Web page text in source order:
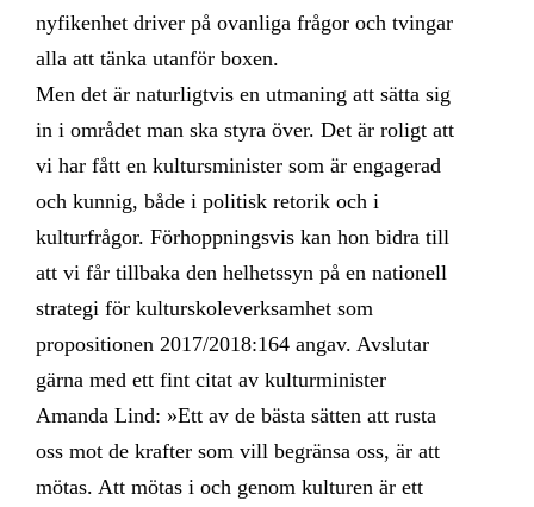
nyfikenhet driver på ovanliga frågor och tvingar
alla att tänka utanför boxen.
Men det är naturligtvis en utmaning att sätta sig
in i området man ska styra över. Det är roligt att
vi har fått en kultursminister som är engagerad
och kunnig, både i politisk retorik och i
kulturfrågor. Förhoppningsvis kan hon bidra till
att vi får tillbaka den helhetssyn på en nationell
strategi för kulturskoleverksamhet som
propositionen 2017/2018:164 angav. Avslutar
gärna med ett fint citat av kulturminister
Amanda Lind: »Ett av de bästa sätten att rusta
oss mot de krafter som vill begränsa oss, är att
mötas. Att mötas i och genom kulturen är ett